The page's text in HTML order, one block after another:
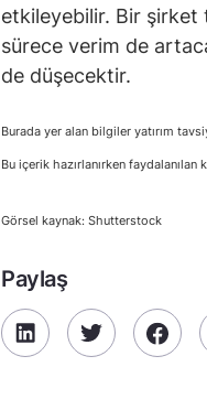
etkileyebilir. Bir şirket
sürece verim de
de düşecektir.
Burada yer alan bilgiler yatırım
Bu içerik hazırlanırken faydalanılan
Görsel kaynak: Shutterstock
Paylaş